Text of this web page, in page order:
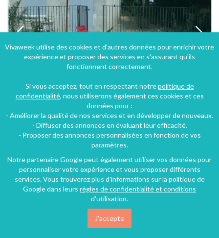
Carcassonne (32 km), Aude, Languedoc-Roussillon, Occitanie, France
Vivaweek utilise des cookies et d'autres données pour enrichir votre
expérience et proposer des services en s'assurant qu'ils
fonctionnent correctement.
Si vous acceptez, tout en respectant notrepolitique de
confidentialité, nous utiliserons également ces cookies et ces
données pour :
- Améliorer la qualité de nos services et en développer de nouveaux.
- Diffuser des annonces en évaluant leur efficacité.
- Proposer des annonces personnalisées en fonction de vos
paramètres.
Notre partenaire Google peut également utiliser vos données pour
personnaliser votre expérience et vous proposer différents
services. Vous trouverez plus d'informations sur la politique de
Google dans leurs règles de confidentialité et conditions
d'utilisation.
J'accepte